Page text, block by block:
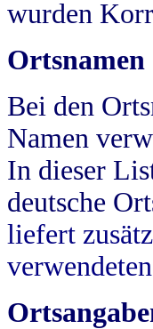
wurden
Ortsnamen
Bei den
Namen
In dieser
deutsche
liefert